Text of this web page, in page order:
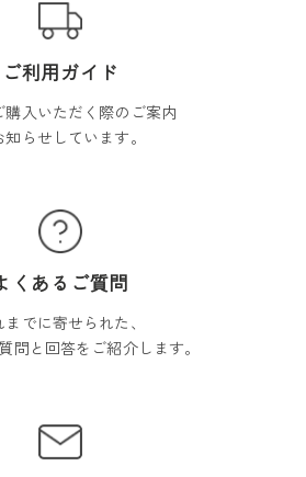
ご利用ガイド
購入いただく際のご案内
知らせしています。
くあるご質問
までに寄せられた、
問と回答をご紹介します。